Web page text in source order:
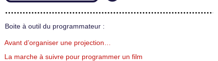
Boite à outil du programmateur :
Avant d’organiser une projection…
La marche à suivre pour programmer un film